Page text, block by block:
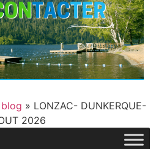
» LONZAC- DUNKERQUE-
2026